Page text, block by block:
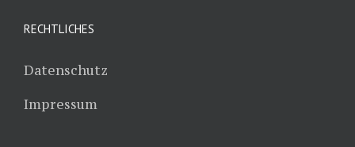
RECHTLICHES
Datenschutz
Impressum